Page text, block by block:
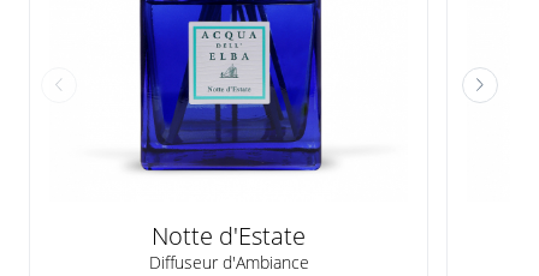
Notte d'Estate
Diffuseur d'Ambiance